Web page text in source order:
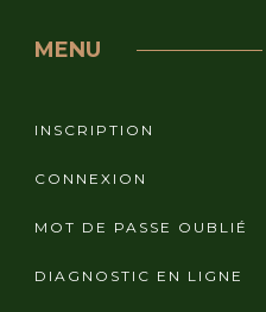
MENU
INSCRIPTION
CONNEXION
MOT DE PASSE OUBLIÉ
DIAGNOSTIC EN LIGNE